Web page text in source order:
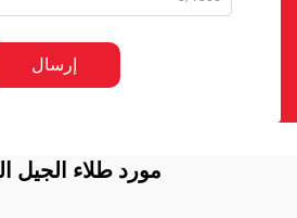
إرسال
مورد طلاء الجيل